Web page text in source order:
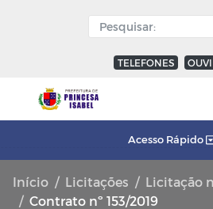
TELEFONES
Acesso Rápido
Início Licitações
Licitação
Contrato nº 153/2019